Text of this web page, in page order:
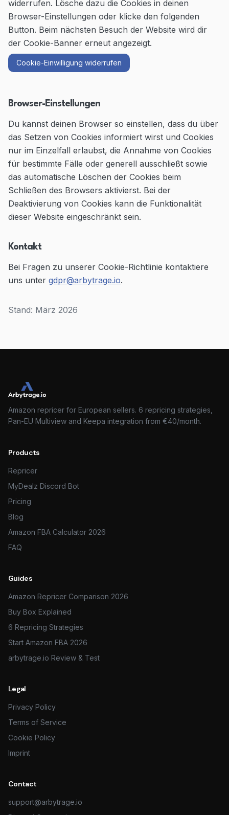
widerrufen. Lösche dazu die Cookies in deinen
Browser-Einstellungen oder klicke den folgenden
Button. Beim nächsten Besuch der Website wird dir
der Cookie-Banner erneut angezeigt.
Cookie-Einwilligung widerrufen
Browser-Einstellungen
Du kannst deinen Browser so einstellen, dass du über
das Setzen von Cookies informiert wirst und Cookies
nur im Einzelfall erlaubst, die Annahme von Cookies
für bestimmte Fälle oder generell ausschließt sowie
das automatische Löschen der Cookies beim
Schließen des Browsers aktivierst. Bei der
Deaktivierung von Cookies kann die Funktionalität
dieser Website eingeschränkt sein.
Kontakt
Bei Fragen zu unserer Cookie-Richtlinie kontaktiere
uns unter gdpr@arbytrage.io.
Stand: März 2026
Amazon repricer for European sellers. 6 repricing strategies,
Pan-EU Multiview and Keepa integration from €40/month.
Products
Repricer
MyDealz Discord Bot
Pricing
Blog
Amazon FBA Calculator 2026
FAQ
Guides
Amazon Repricer Comparison 2026
Buy Box Explained
6 Repricing Strategies
Start Amazon FBA 2026
arbytrage.io Review & Test
Legal
Privacy Policy
Terms of Service
Cookie Policy
Imprint
Contact
support@arbytrage.io